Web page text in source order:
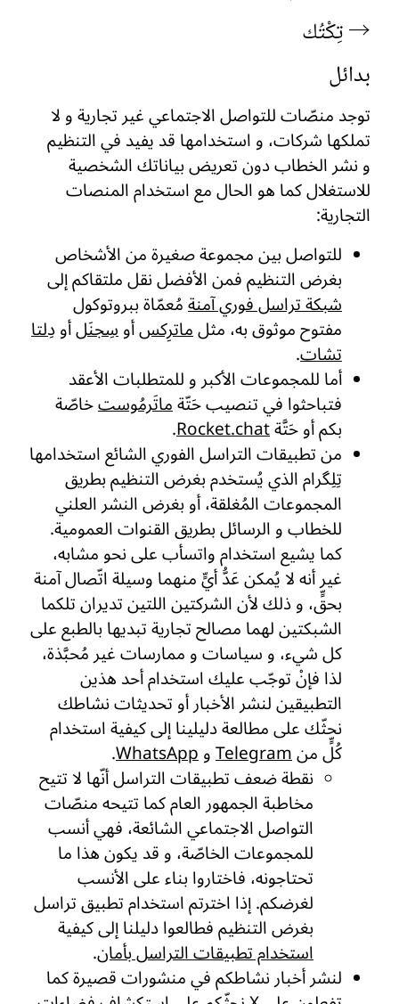
→ تِكْتُك
بدائل
توجد منصّات للتواصل الاجتماعي غير تجارية و لا
تملكها شركات، و استخدامها قد يفيد في التنظيم
و نشر الخطاب دون تعريض بياناتك الشخصية
للاستغلال كما هو الحال مع استخدام المنصات
التجارية:
للتواصل بين مجموعة صغيرة من الأشخاص
بغرض التنظيم فمن الأفضل نقل ملتقاكم إلى
شبكة تراسل فوري آمنة مُعمّاة ببروتوكول
مفتوح موثوق به، مثل ماترِكسأو سِجنَلأو دِلتا
تشات.
أما للمجموعات الأكبر و للمتطلبات الأعقد
فتباحثوا في تنصيب حَتّة ماتَرمُوستخاصّة
بكم أو حَتَّةRocket.chat
.
من تطبيقات التراسل الفوري الشائع استخدامها
تِلِگرام الذي يُستخدم بغرض التنظيم بطريق
المجموعات المُغلقة، أو بغرض النشر العلني
للخطاب و الرسائل بطريق القنوات العمومية.
كما يشيع استخدام واتسأب على نحو مشابه،
غير أنه لا يُمكن عَدُّ أيٍّ منهما وسيلة اتّصال آمنة
بحقٍّ، و ذلك لأن الشركتين اللتين تديران تلكما
الشبكتين لهما مصالح تجارية تبديها بالطبع على
كل شيء، و سياسات و ممارسات غير مُحبَّذة،
لذا فإنْ توجّب عليك استخدام أحد هذين
التطبيقين لنشر الأخبار أو تحديثات نشاطك
نحثّك على مطالعة دليلينا إلى كيفية استخدام
كُلٍّ من Telegram و WhatsApp
.
نقطة ضعف تطبيقات التراسل أنّها لا تتيح
مخاطبة الجمهور العام كما تتيحه منصّات
التواصل الاجتماعي الشائعة، فهي أنسب
للمجموعات الخاصّة، و قد يكون هذا ما
تحتاجونه، فاختاروا بناء على الأنسب
لغرضكم. إذا اخترتم استخدام تطبيق تراسل
بغرض التنظيم فطالعوا دليلنا إلى كيفية
استخدام تطبيقات التراسل بأمان.
لنشر أخبار نشاطكم في منشورات قصيرة كما